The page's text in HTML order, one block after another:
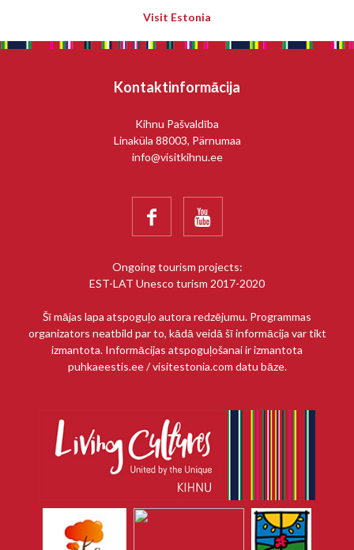
Visit Estonia
Kontaktinformācija
Kihnu Pašvaldība
Linaküla 88003, Pärnumaa
info@visitkihnu.ee
 
Ongoing tourism projects:
EST-LAT Unesco turism 2017-2020
Šī mājas lapa atspoguļo autora redzējumu. Programmas
organizators neatbild par to, kādā veidā šī informācija var tikt
izmantota. Informācijas atspoguļošanai ir izmantota
puhkaeestis.ee / visitestonia.com datu bāze.